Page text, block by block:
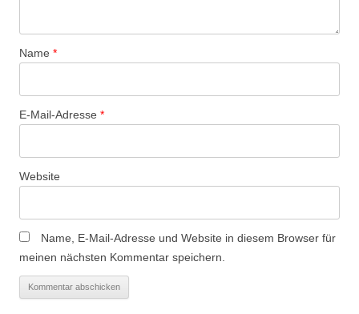
Name *
E-Mail-Adresse *
Website
Name, E-Mail-Adresse und Website in diesem Browser für
meinen nächsten Kommentar speichern.